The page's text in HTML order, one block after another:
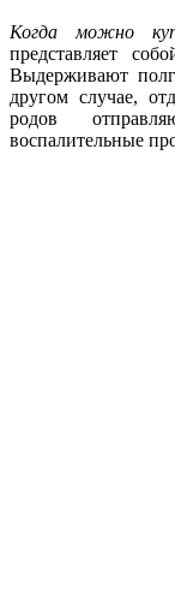
Когда можно
представляет
Выдерживают
другом случае,
родов
воспалительные